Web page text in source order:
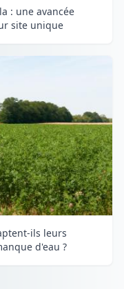
: une avancée
site unique
ils leurs
d'eau ?